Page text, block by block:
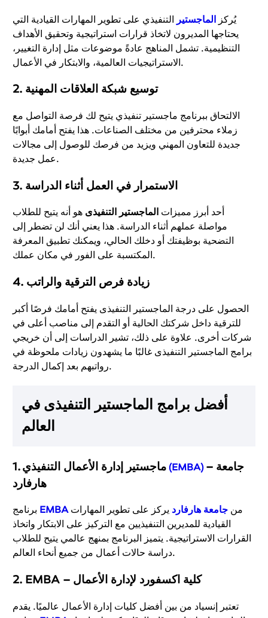
يُركز الماجستير التنفيذي على تطوير المهارات القيادية التي
يحتاجها المديرون لاتخاذ قرارات استراتيجية وتحقيق الأهداف
التنظيمية. تشمل المناهج عادةً موضوعات مثل إدارة التغيير،
الاستراتيجيات العالمية، والابتكار في الأعمال.
2. توسيع شبكة العلاقات المهنية
الالتحاق ببرنامج ماجستير تنفيذي يتيح لك فرصة التواصل مع
زملاء محترفين من مختلف الصناعات. هذا يفتح أمامك أبوابًا
جديدة للتعاون المهني ويزيد من فرصك للوصول إلى مجالات
عمل جديدة.
3. الاستمرار في العمل أثناء الدراسة
أحد أبرز مميزات الماجستير التنفيذى هو أنه يتيح للطلاب
مواصلة عملهم أثناء الدراسة. هذا يعني أنك لن تضطر إلى
التضحية بوظيفتك أو دخلك الحالي، ويمكنك تطبيق المعرفة
المكتسبة على الفور في مكان عملك.
4. زيادة فرص الترقية والراتب
الحصول على درجة الماجستير التنفيذى يفتح أمامك فرصًا أكبر
للترقية داخل شركتك الحالية أو التقدم إلى مناصب أعلى في
شركات أخرى. علاوة على ذلك، تشير الدراسات إلى أن خريجي
برامج الماجستير التنفيذى غالبًا ما يشهدون زيادات ملحوظة في
رواتبهم بعد إكمال الدرجة.
أفضل برامج الماجستير التنفيذى في
العالم
1.ماجستير إدارة الأعمال التنفيذي (EMBA) – جامعة
هارفارد
EMBA من جامعة هارفارد يركز على تطوير المهارات
القيادية للمديرين التنفيذيين مع التركيز على الابتكار واتخاذ
القرارات الاستراتيجية. يتميز البرنامج بمنهج عالمي يتيح للطلاب
دراسة حالات أعمال من جميع أنحاء العالم.
2. EMBA – كلية اكسفورد لإدارة الأعمال
تعتبر إنسياد من بين أفضل كليات إدارة الأعمال عالميًا. يقدم